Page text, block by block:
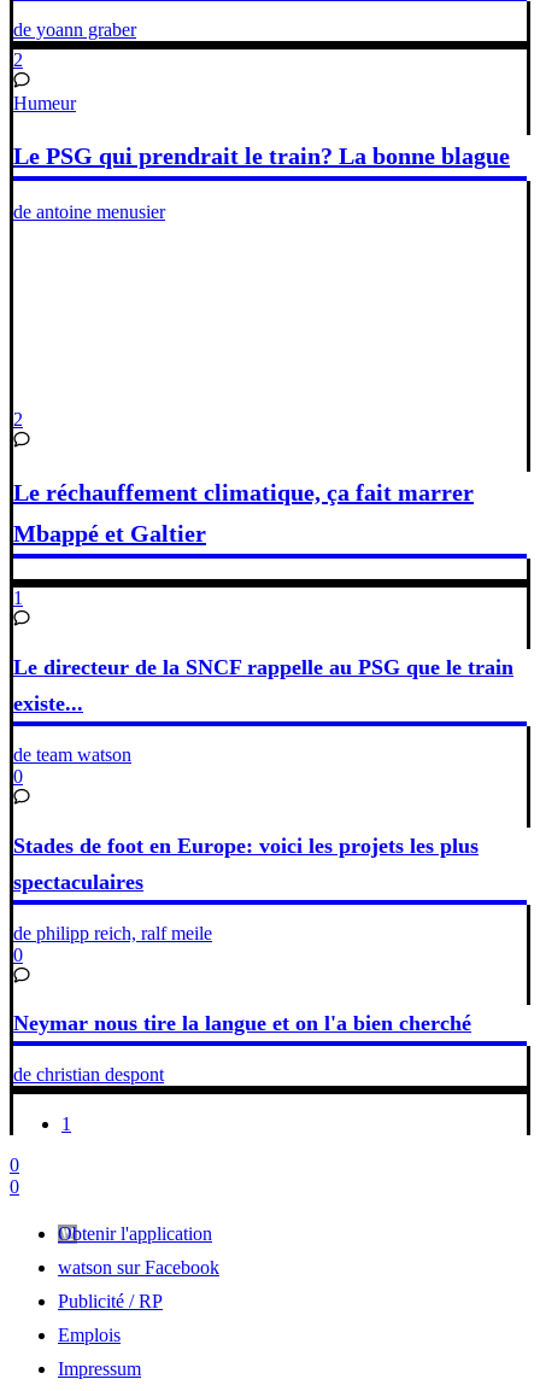
de yoann graber
2
Humeur
Le PSG qui prendrait le train? La bonne blague
de antoine menusier
2
Le réchauffement climatique, ça fait marrer
Mbappé et Galtier
1
Le directeur de la SNCF rappelle au PSG que le train
existe...
de team watson
0
Stades de foot en Europe: voici les projets les plus
spectaculaires
de philipp reich, ralf meile
0
Neymar nous tire la langue et on l'a bien cherché
de christian despont
1
0
0
Obtenir l'application
watson sur Facebook
Publicité / RP
Emplois
Impressum